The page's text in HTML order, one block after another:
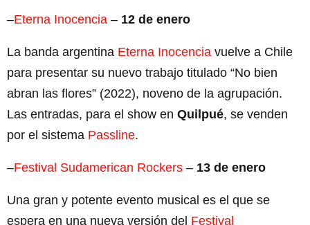
–Eterna Inocencia – 12 de enero
La banda argentina Eterna Inocencia vuelve a Chile
para presentar su nuevo trabajo titulado “No bien
abran las flores” (2022), noveno de la agrupación.
Las entradas, para el show en Quilpué, se venden
por el sistema Passline.
–Festival Sudamerican Rockers – 13 de enero
Una gran y potente evento musical es el que se
espera en una nueva versión del Festival